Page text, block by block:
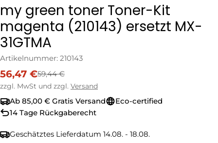
my green toner Toner-Kit
magenta (210143) ersetzt MX-
31GTMA
Artikelnummer: 210143
Verkaufspreis
56,47 €
Regulärer
Preis
59,44 €
zzgl. MwSt und zzgl. Versand
Ab 85,00 € Gratis Versand
Eco-certified
14 Tage Rückgaberecht
Geschätztes Lieferdatum 14.08. - 18.08.